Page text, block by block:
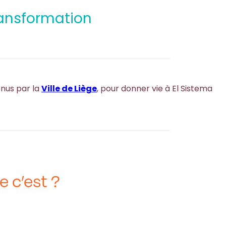
par laVille de Liège, pour donner vie à El Sistema
c’est ?